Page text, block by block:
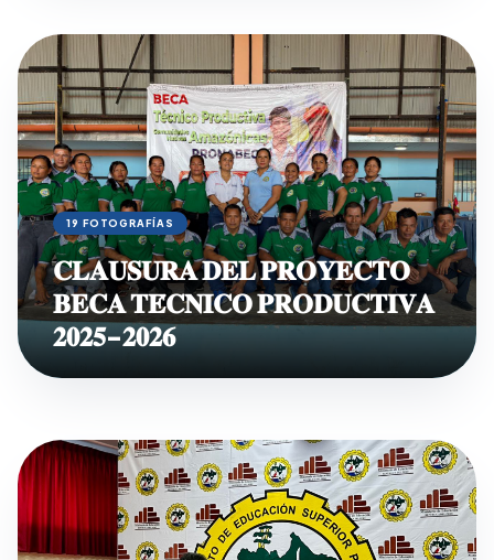
19 FOTOGRAFÍAS
𝐂𝐋𝐀𝐔𝐒𝐔𝐑𝐀 𝐃𝐄𝐋 𝐏𝐑𝐎𝐘𝐄𝐂𝐓𝐎
𝐁𝐄𝐂𝐀 𝐓𝐄́𝐂𝐍𝐈𝐂𝐎 𝐏𝐑𝐎𝐃𝐔𝐂𝐓𝐈𝐕𝐀
𝟐𝟎𝟐𝟓-𝟐𝟎𝟐𝟔